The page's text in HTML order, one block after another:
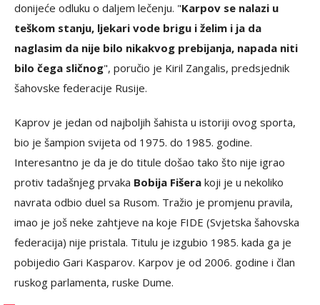
donijeće odluku o daljem lečenju. "Karpov se nalazi u
teškom stanju, ljekari vode brigu i želim i ja da
naglasim da nije bilo nikakvog prebijanja, napada niti
bilo čega sličnog", poručio je Kiril Zangalis, predsjednik
šahovske federacije Rusije.
Kaprov je jedan od najboljih šahista u istoriji ovog sporta,
bio je šampion svijeta od 1975. do 1985. godine.
Interesantno je da je do titule došao tako što nije igrao
protiv tadašnjeg prvaka Bobija Fišera koji je u nekoliko
navrata odbio duel sa Rusom. Tražio je promjenu pravila,
imao je još neke zahtjeve na koje FIDE (Svjetska šahovska
federacija) nije pristala. Titulu je izgubio 1985. kada ga je
pobijedio Gari Kasparov. Karpov je od 2006. godine i član
ruskog parlamenta, ruske Dume.